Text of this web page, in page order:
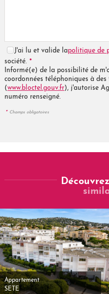
J'ai lu et valide lapolitique de
société. *
Informé(e) de la possibilité de
coordonnées téléphoniques à
(www.bloctel.gouv.fr), j'autorise
numéro renseigné.
* Champs obligatoires
Découvrez
Appartement
SETE